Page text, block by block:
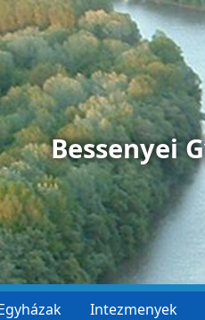
Bessenyei
Intezmenyek